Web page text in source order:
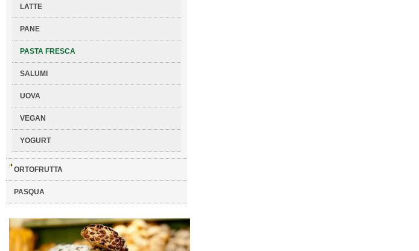
LATTE
PANE
PASTA FRESCA
SALUMI
UOVA
VEGAN
YOGURT
ORTOFRUTTA
PASQUA